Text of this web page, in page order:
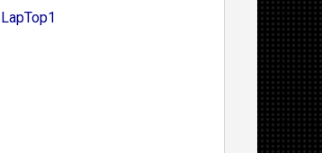
LapTop1